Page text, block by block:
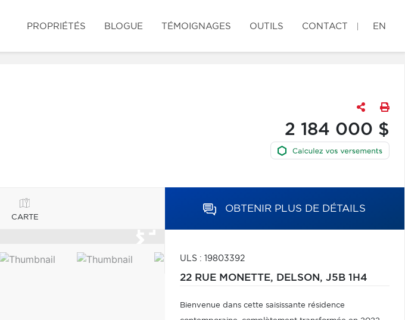
PROPRIÉTÉS BLOGUE TÉMOIGNAGES OUTILS CONTACT EN
2 184 000 $
CARTE
OBTENIR PLUS DE DÉTAILS
ULS : 19803392
22 RUE MONETTE, DELSON, J5B 1H4
Bienvenue dans cette saisissante résidence